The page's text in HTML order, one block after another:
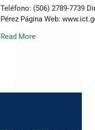
Teléfono: (506) 2789-7739
Pérez Página Web:
Read More